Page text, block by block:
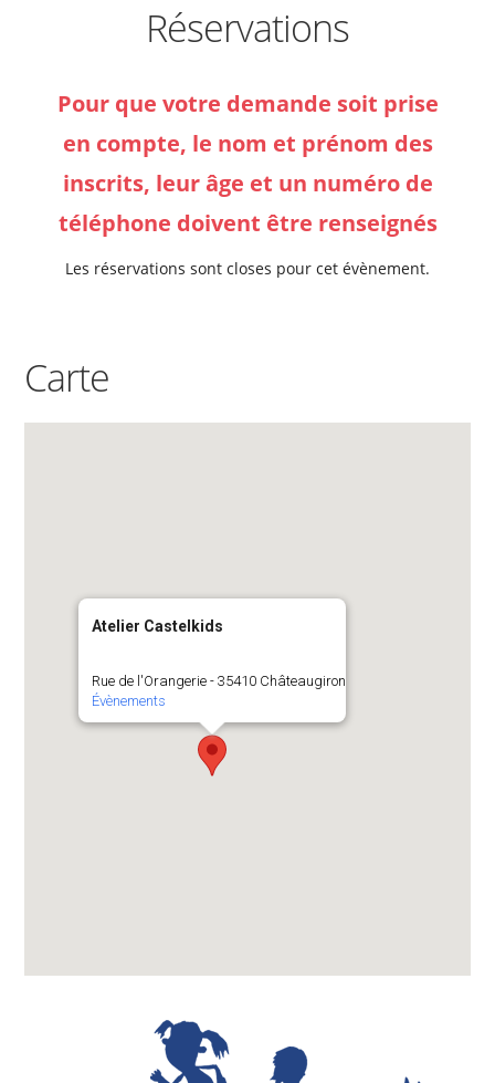
Réservations
Pour que votre demande soit prise
en compte, le nom et prénom des
inscrits, leur âge et un numéro de
téléphone doivent être renseignés
Les réservations sont closes pour cet évènement.
Carte
Atelier Castelkids
Rue de l'Orangerie - 35410 Châteaugiron
Évènements